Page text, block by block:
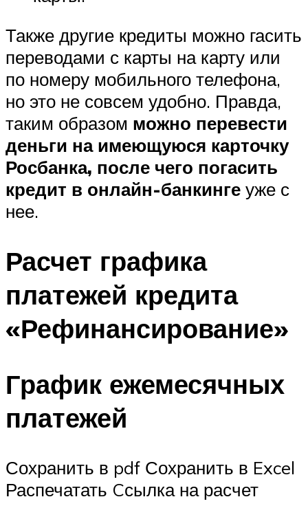
Также другие кредиты можно гасить
переводами с карты на карту или
по номеру мобильного телефона,
но это не совсем удобно. Правда,
таким образом можно перевести
деньги на имеющуюся карточку
Росбанка, после чего погасить
кредит в онлайн-банкинге уже с
нее.
Расчет графика
платежей кредита
«Рефинансирование»
График ежемесячных
платежей
Сохранить в pdf Сохранить в Excel
Распечатать Cсылка на расчет